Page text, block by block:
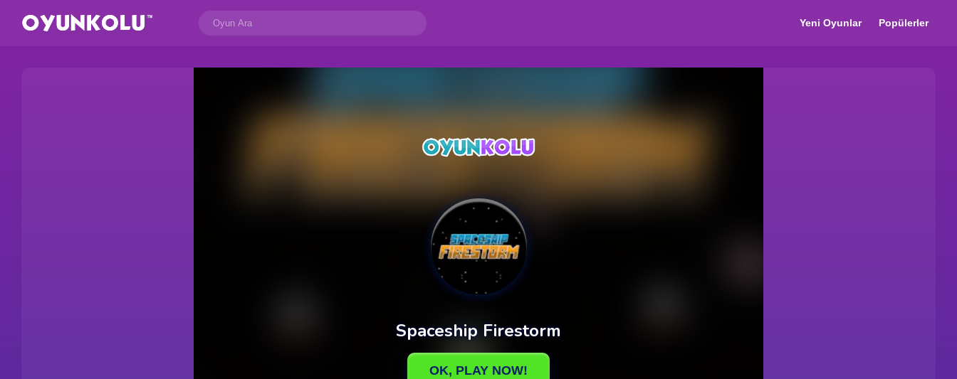
Yeni Oyunlar Popülerler